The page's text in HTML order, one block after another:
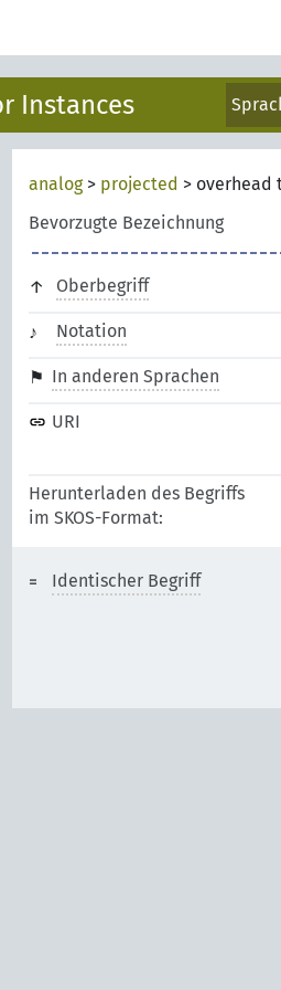
Instances
analog> projected > overhead
Bevorzugte Bezeichnung
Oberbegriff
Notation
In anderen Sprachen
URI
Herunterladen des Begriffs
im SKOS-Format:
Identischer Begriff